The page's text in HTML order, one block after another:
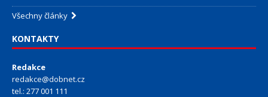
Všechny články
KONTAKTY
Redakce
redakce@dobnet.cz
tel.: 277 001 111